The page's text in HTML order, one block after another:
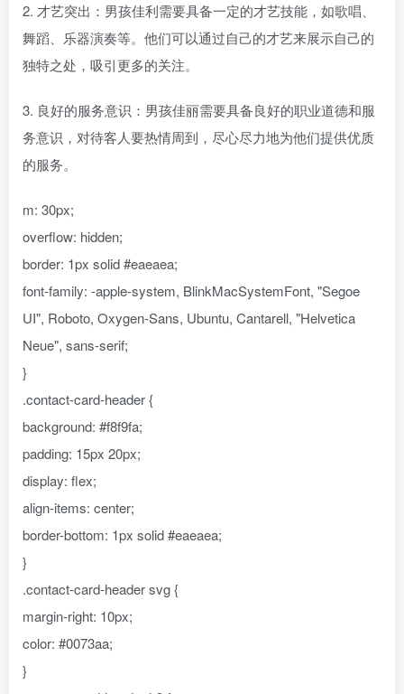
2. 才艺突出：男孩佳利需要具备一定的才艺技能，如歌唱、
舞蹈、乐器演奏等。他们可以通过自己的才艺来展示自己的
独特之处，吸引更多的关注。
3. 良好的服务意识：男孩佳丽需要具备良好的职业道德和服
务意识，对待客人要热情周到，尽心尽力地为他们提供优质
的服务。
m: 30px;
overflow: hidden;
border: 1px solid #eaeaea;
font-family: -apple-system, BlinkMacSystemFont, "Segoe
UI", Roboto, Oxygen-Sans, Ubuntu, Cantarell, "Helvetica
Neue", sans-serif;
}
.contact-card-header {
background: #f8f9fa;
padding: 15px 20px;
display: flex;
align-items: center;
border-bottom: 1px solid #eaeaea;
}
.contact-card-header svg {
margin-right: 10px;
color: #0073aa;
}